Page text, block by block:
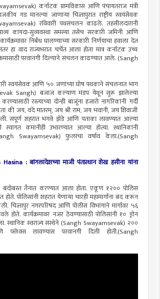
कर्नाटक ग्रामविकास आणि पंचायतराज मंत्री
गड मानल्या जाणाऱ्या चित्‍तापुरात राष्ट्रीय स्वयंसेवक
रविवारी पथसंचलन काढले. तहसीलदारांनी
कायदा-सुव्यवस्था समस्या तसेच सरकारी जमिनी आणि
निर्बंध घालण्याच्या सरकारी निर्णयाचा हवाला देत
हा वाद राज्यभरात चर्चेत आला होता मात्र कर्नाटक उच्च
परवानगी दिल्याने संचलन काढण्यात आले. (Sangh
स्वयंसेवक आणि ५० जणांच्या घोष पथकाने संचलनात भाग
Sangh) बजाज कल्याण मंडप येथून सुरू झालेल्या
रस्त्याच्या दोन्ही बाजूंना हजारो नागरिकांनी गर्दी
की जय, वंदे मातरम्, जय श्री राम, जय भवानी, जय शिवाजी
संपूर्ण शहरात भगवे झेंडे आणि पताका लावण्यात आल्या
स्वागत कमानीही उभारण्यात आल्या होत्या. स्थानिकांनी
Swayamsevak) फुलांचा वर्षाव केला.(Sangh
: बांगलादेशच्या माजी पंतप्रधान शेख हसीना यांना
बंदोबस्त तैनात करण्यात आला होता. एकूण १२०० पोलिस
होते. पोलिसांनी शहरात येणाऱ्या चारही महामार्गांना बंद करून
चित्‍तापुर नगरपरिषद आणि पोलीस विभागाने मार्गावर ५६
होते. कार्यक्रमावर नजर ठेवण्यासाठी पोलिसांनी १० ड्रोन
स्थानिक स्वराज्य संस्थेने (Sangh Swayamsevak) २००
लावण्यास परवानगी दिली होती.(Sangh